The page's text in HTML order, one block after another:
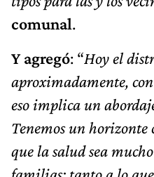
comunal.
Y agregó: “Hoy el
aproximadamente,
eso implica un
Tenemos un horizonte
que la salud sea